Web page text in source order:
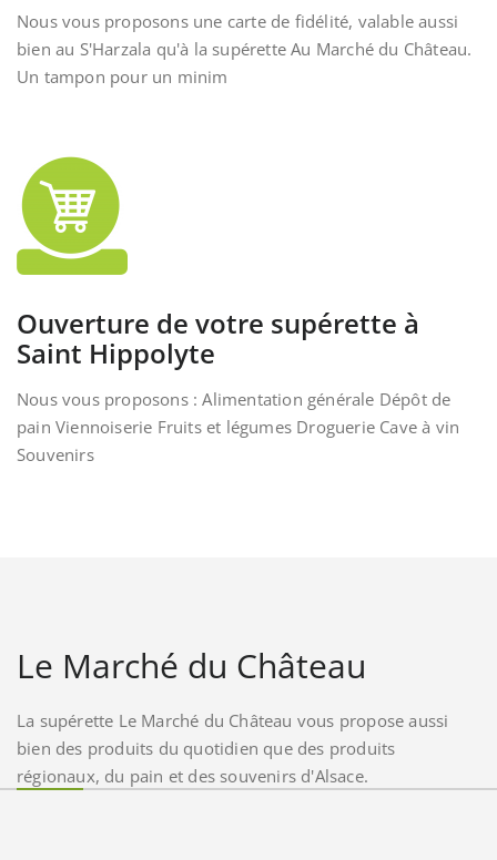
Nous vous proposons une carte de fidélité, valable aussi
bien au S'Harzala qu'à la supérette Au Marché du Château.
Un tampon pour un minim
Ouverture de votre supérette à
Saint Hippolyte
Nous vous proposons : Alimentation générale Dépôt de
pain Viennoiserie Fruits et légumes Droguerie Cave à vin
Souvenirs
Le Marché du Château
La supérette Le Marché du Château vous propose aussi
bien des produits du quotidien que des produits
régionaux, du pain et des souvenirs d'Alsace.